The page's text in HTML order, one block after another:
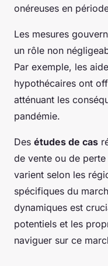
onéreuses en
Les mesures
un rôle non
Par exemple, les
hypothécaires ont
atténuant les
pandémie.
Des études de cas
de vente ou de
varient selon les
spécifiques du
dynamiques est
potentiels et les
naviguer sur ce